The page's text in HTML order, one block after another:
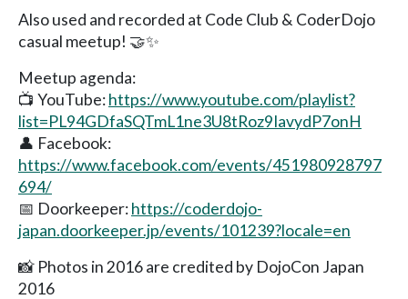
Also used and recorded at Code Club & CoderDojo
casual meetup! 🤝✨
Meetup agenda:
📺 YouTube:https://www.youtube.com/playlist?
list=PL94GDfaSQTmL1ne3U8tRoz9IavydP7onH
👤 Facebook:
https://www.facebook.com/events/451980928797
694/
📅 Doorkeeper:https://coderdojo-
japan.doorkeeper.jp/events/101239?locale=en
📸 Photos in 2016 are credited by DojoCon Japan
2016